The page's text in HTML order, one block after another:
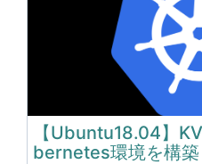
【Ubuntu18.04】
bernetes環境を構築